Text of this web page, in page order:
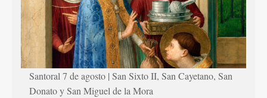
Santoral 7 de agosto | San Sixto II, San Cayetano, San
Donato y San Miguel de la Mora